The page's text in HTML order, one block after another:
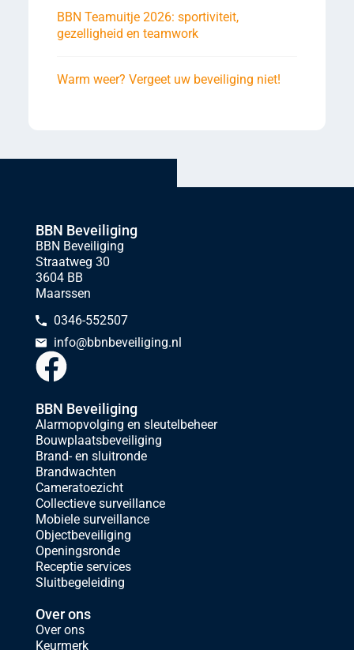
BBN Teamuitje 2026: sportiviteit,
gezelligheid en teamwork
Warm weer? Vergeet uw beveiliging niet!
BBN Beveiliging
BBN Beveiliging
Straatweg 30
3604 BB
Maarssen
0346-552507
info@bbnbeveiliging.nl
BBN Beveiliging
Alarmopvolging en sleutelbeheer
Bouwplaatsbeveiliging
Brand- en sluitronde
Brandwachten
Cameratoezicht
Collectieve surveillance
Mobiele surveillance
Objectbeveiliging
Openingsronde
Receptie services
Sluitbegeleiding
Over ons
Over ons
Keurmerk